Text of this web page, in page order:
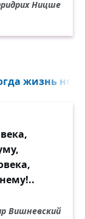
Ницше
жизнь
Вишневский